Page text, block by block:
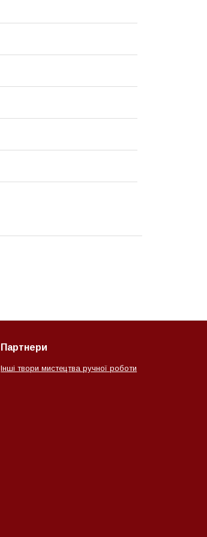
Партнери
Інші твори мистецтва ручної роботи